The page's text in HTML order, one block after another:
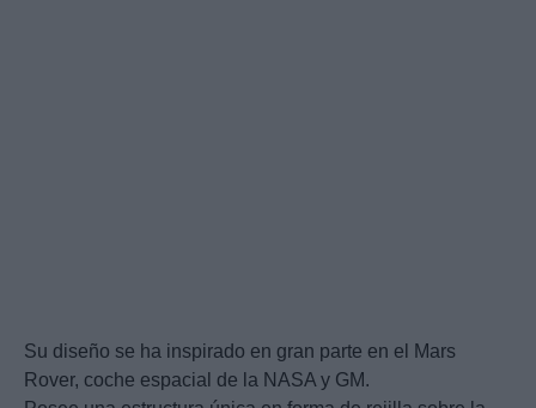
Su diseño se ha inspirado en gran parte en el Mars
Rover, coche espacial de la NASA y GM.